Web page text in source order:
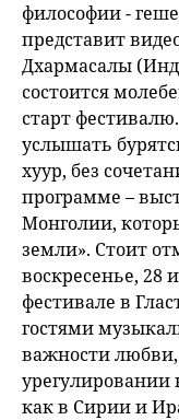
философии -
представит
Дхармасалы
состоится
старт
услышать
хуур, без
программе –
Монголии,
земли». Стоит
воскресенье,
фестивале в
гостями
важности
урегулировании
как в Сирии и